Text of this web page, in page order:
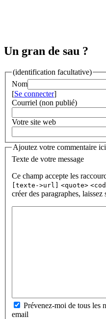
Un gran de sau ?
(identification facultative)
Nom
[Se connecter]
Courriel (non publié)
Votre site web
Ajoutez votre commentaire ici
Texte de votre message
Ce champ accepte les
[texte->url] <quote>
créer des paragraphes,
Prévenez-moi de tous les
email